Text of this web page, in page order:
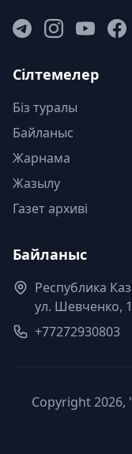
Сілтемелер
Біз туралы
Байланыс
Жарнама
Жазылу
Газет архиві
Байланыс
Республика
ул. Шевченко,
+77272930803
Copyright 2026,